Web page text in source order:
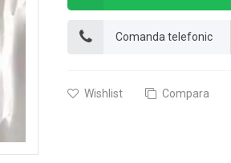
Comanda telefonic
Wishlist Compara